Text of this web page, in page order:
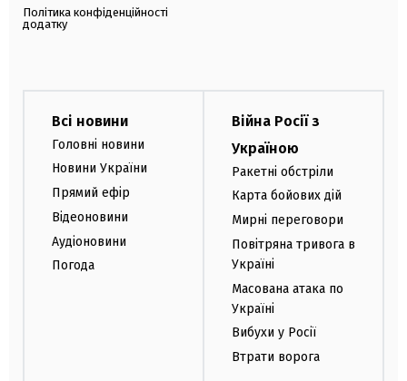
Політика конфіденційності
додатку
Всі новини
Головні новини
Новини України
Прямий ефір
Відеоновини
Аудіоновини
Погода
Війна Росії з
Україною
Ракетні обстріли
Карта бойових дій
Мирні переговори
Повітряна тривога в
Україні
Масована атака по
Україні
Вибухи у Росії
Втрати ворога